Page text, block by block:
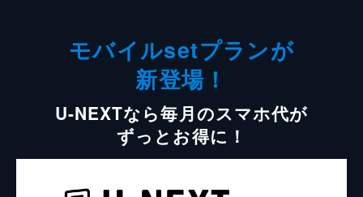
モバイルsetプランが
新登場！
U-NEXTなら毎月のスマホ代が
ずっとお得に！